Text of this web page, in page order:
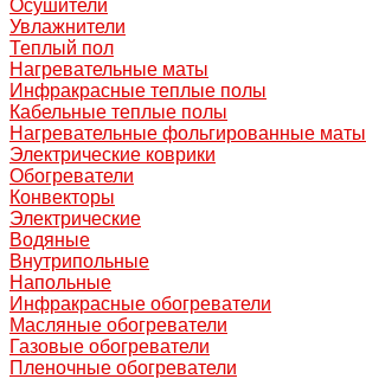
Осушители
Увлажнители
Теплый пол
Нагревательные маты
Инфракрасные теплые полы
Кабельные теплые полы
Нагревательные фольгированные маты
Электрические коврики
Обогреватели
Конвекторы
Электрические
Водяные
Внутрипольные
Напольные
Инфракрасные обогреватели
Масляные обогреватели
Газовые обогреватели
Пленочные обогреватели